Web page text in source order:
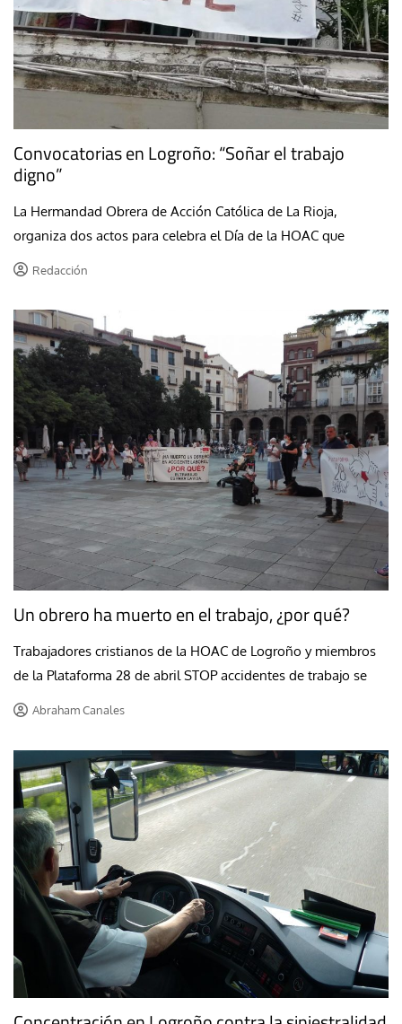
Convocatorias en Logroño: “Soñar el trabajo
digno”
La Hermandad Obrera de Acción Católica de La Rioja,
organiza dos actos para celebra el Día de la HOAC que
Redacción
Un obrero ha muerto en el trabajo, ¿por qué?
Trabajadores cristianos de la HOAC de Logroño y miembros
de la Plataforma 28 de abril STOP accidentes de trabajo se
Abraham Canales